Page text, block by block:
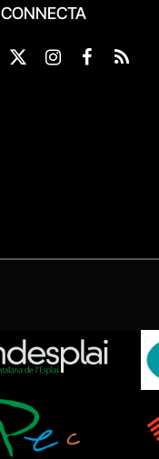
CONNECTA
X
Instagram
Facebook
RSS